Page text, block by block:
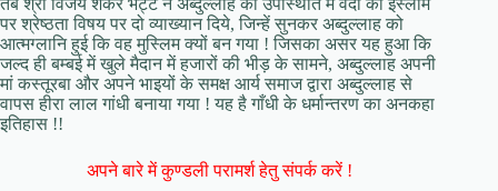
तब श्री विजय शंकर भट्ट ने अब्दुल्लाह की उपस्थिति में वेदों की इस्लाम
पर श्रेष्ठता विषय पर दो व्याख्यान दिये, जिन्हें सुनकर अब्दुल्लाह को
आत्मग्लानि हुई कि वह मुस्लिम क्यों बन गया ! जिसका असर यह हुआ कि
जल्द ही बम्बई में खुले मैदान में हजारों की भीड़ के सामने, अब्दुल्लाह अपनी
मां कस्तूरबा और अपने भाइयों के समक्ष आर्य समाज द्वारा अब्दुल्लाह से
वापस हीरा लाल गांधी बनाया गया ! यह है गाँधी के धर्मान्तरण का अनकहा
इतिहास !!
अपने बारे में कुण्डली परामर्श हेतु संपर्क करें !